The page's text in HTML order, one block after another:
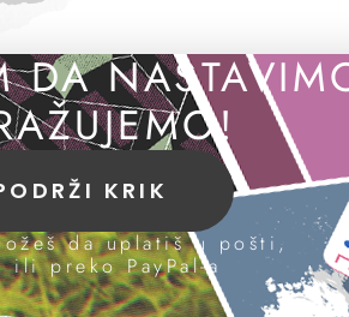
DA
KRIK
da uplatiš u pošti,
ili preko PayPal-a